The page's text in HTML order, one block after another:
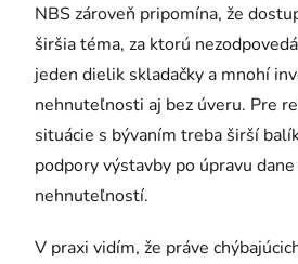
NBS zároveň pripomína, že
širšia téma, za ktorú
jeden dielik skladačky a mnohí
nehnuteľnosti aj bez úveru. Pre
situácie s bývaním treba širší
podpory výstavby po úpravu
nehnuteľností.
V praxi vidím, že práve